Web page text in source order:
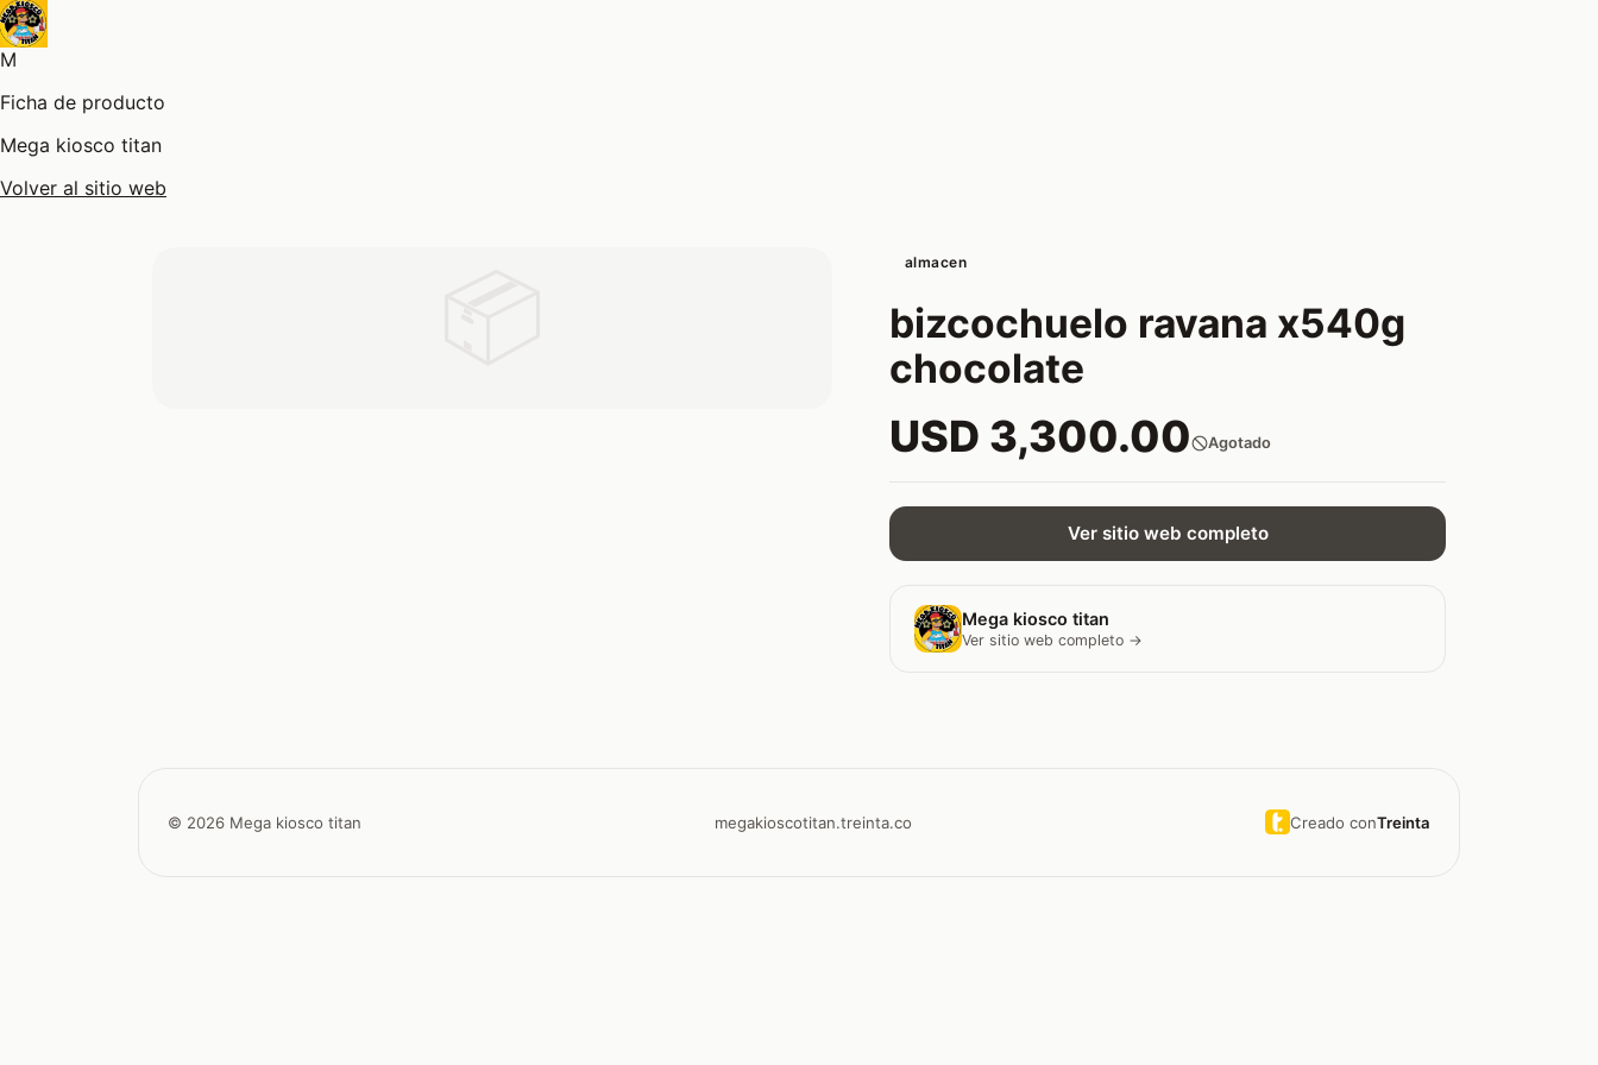
M
Ficha de producto
Mega kiosco titan
Volver al sitio web
almacen
bizcochuelo ravana x540g
chocolate
USD 3,300.00 Agotado
Ver sitio web completo
Mega kiosco titan
Ver sitio web completo →
© 2026 Mega kiosco titan megakioscotitan.treinta.co Creado conTreinta